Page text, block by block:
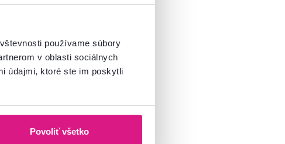
používame súbory
v oblasti sociálnych
údajmi, ktoré ste im poskytli
Povoliť všetko